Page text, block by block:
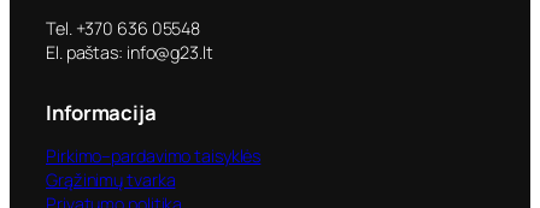
Tel. +370 636 05548
El. paštas: info@g23.lt
Informacija
Pirkimo–pardavimo taisyklės
Grąžinimų tvarka